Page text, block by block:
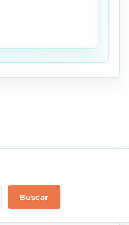
Buscar